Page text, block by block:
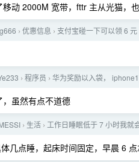
动 2000M 宽带，fttr 主从光猫，
› 优惠信息 › 支付宝碰一下可以领 6 元
› 程序员 › 华为奖励以入袋，
虽然有点不道德
› 生活 › 工作日睡眠低于 7 小时我就
几点睡，起床时间固定，早晨 6 点